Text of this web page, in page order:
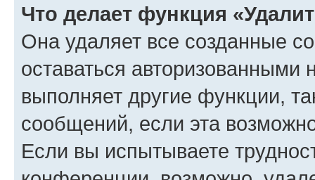
Что делает функция
Она удаляет все созданные
оставаться авторизованными
выполняет другие функции,
сообщений, если эта
Если вы испытываете